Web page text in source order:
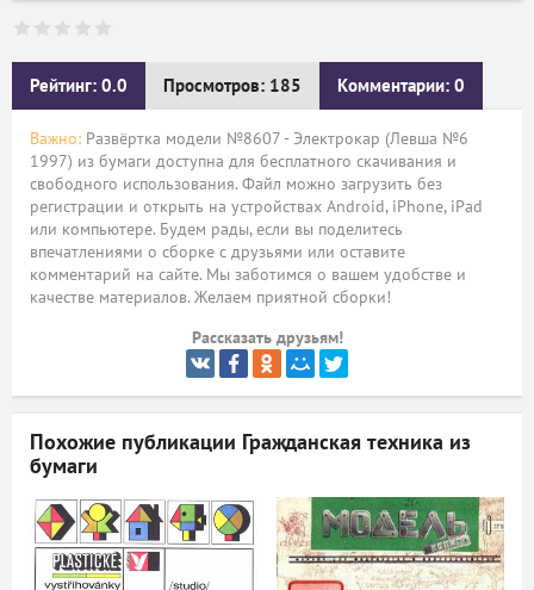
Рейтинг: 0.0 Просмотров: 185 Комментарии: 0
Важно: Развёртка модели №8607 - Электрокар (Левша №6
1997) из бумаги доступна для бесплатного скачивания и
свободного использования. Файл можно загрузить без
регистрации и открыть на устройствах Android, iPhone, iPad
или компьютере. Будем рады, если вы поделитесь
впечатлениями о сборке с друзьями или оставите
комментарий на сайте. Мы заботимся о вашем удобстве и
качестве материалов. Желаем приятной сборки!
Рассказать друзьям!
Похожие публикации Гражданская техника из
бумаги